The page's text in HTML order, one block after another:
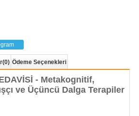
(0) Ödeme Seçenekleri
- Metakognitif,
ve Üçüncü Dalga Terapiler